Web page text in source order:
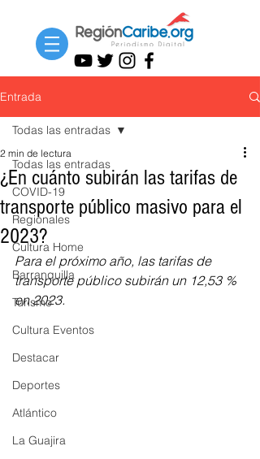
Entrada
Todas las entradas
COVID-19
Regionales
Cultura Home
Barranquilla
Turismo
Cultura Eventos
Destacar
Deportes
Atlántico
La Guajira
Todas las entradas
¿En cuánto subirán las tarifas de
transporte público masivo para el
2023?
2 min de lectura
Para el próximo año, las tarifas de
transporte público subirán un 12,53 %
en 2023.